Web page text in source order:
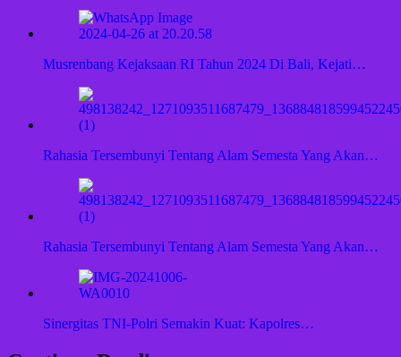
Musrenbang Kejaksaan RI Tahun 2024 Di Bali, Kejati…
Rahasia Tersembunyi Tentang Alam Semesta Yang Akan…
Rahasia Tersembunyi Tentang Alam Semesta Yang Akan…
Sinergitas TNI-Polri Semakin Kuat: Kapolres…